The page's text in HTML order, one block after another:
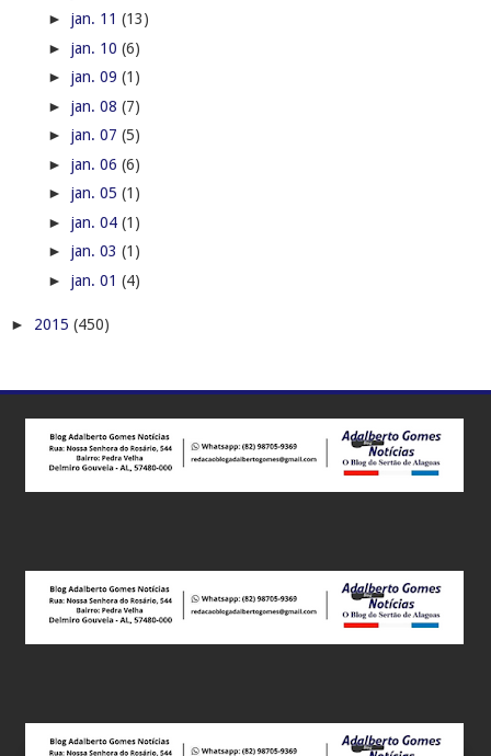
► jan. 11 (13)
► jan. 10 (6)
► jan. 09 (1)
► jan. 08 (7)
► jan. 07 (5)
► jan. 06 (6)
► jan. 05 (1)
► jan. 04 (1)
► jan. 03 (1)
► jan. 01 (4)
► 2015 (450)